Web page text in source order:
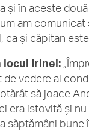
în aceste
am comunicat
și căpitan
locul Irinei:
vedere al
să joace
era istovită și
săptămâni bune